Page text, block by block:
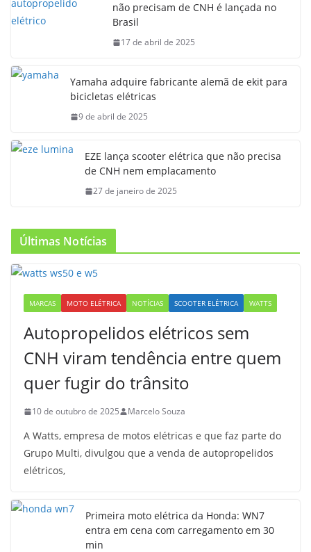
não precisam de CNH é lançada no
Brasil
17 de abril de 2025
Yamaha adquire fabricante alemã de ekit para
bicicletas elétricas
9 de abril de 2025
EZE lança scooter elétrica que não precisa
de CNH nem emplacamento
27 de janeiro de 2025
Últimas Notícias
MARCAS MOTO ELÉTRICA NOTÍCIAS SCOOTER ELÉTRICA WATTS
Autopropelidos elétricos sem
CNH viram tendência entre quem
quer fugir do trânsito
10 de outubro de 2025 Marcelo Souza
A Watts, empresa de motos elétricas e que faz parte do
Grupo Multi, divulgou que a venda de autopropelidos
elétricos,
Primeira moto elétrica da Honda: WN7
entra em cena com carregamento em 30
min